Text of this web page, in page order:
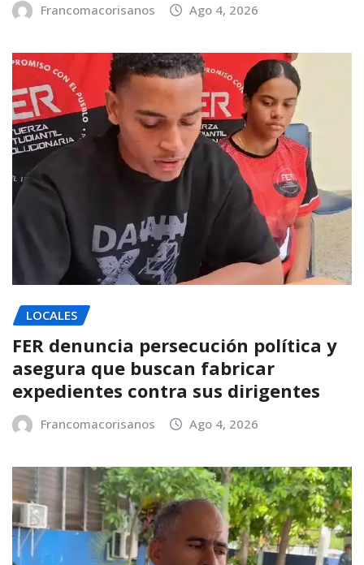
Francomacorisanos Ago 4, 2026
LOCALES
FER denuncia persecución política y
asegura que buscan fabricar
expedientes contra sus dirigentes
Francomacorisanos Ago 4, 2026